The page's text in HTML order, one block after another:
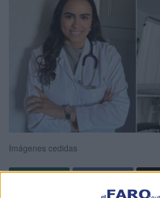
Imágenes cedidas